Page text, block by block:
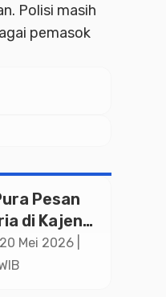
Polisi masih
pemasok
Pesan
di Kajen
Mei 2026 |